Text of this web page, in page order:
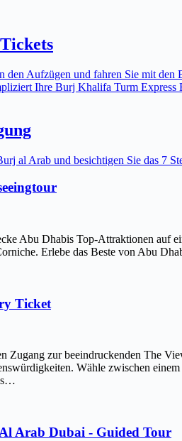
den Aufzügen und fahren Sie mit
Ihre Burj Khalifa Turm Express
al Arab und besichtigen Sie das 7
Abu Dhabis Top-Attraktionen auf
Erlebe das Beste von Abu
Ticket
Zugang zur beeindruckenden The
Wähle zwischen
Arab Dubai - Guided Tour